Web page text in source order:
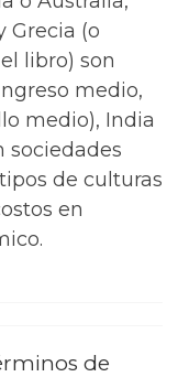
Grecia (o
libro) son
medio,
medio), India
sociedades
de culturas
en
de